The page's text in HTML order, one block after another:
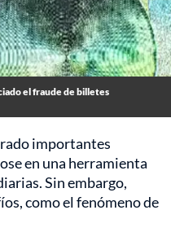
el fraude de billetes
importantes
en una herramienta
Sin embargo,
como el fenómeno de